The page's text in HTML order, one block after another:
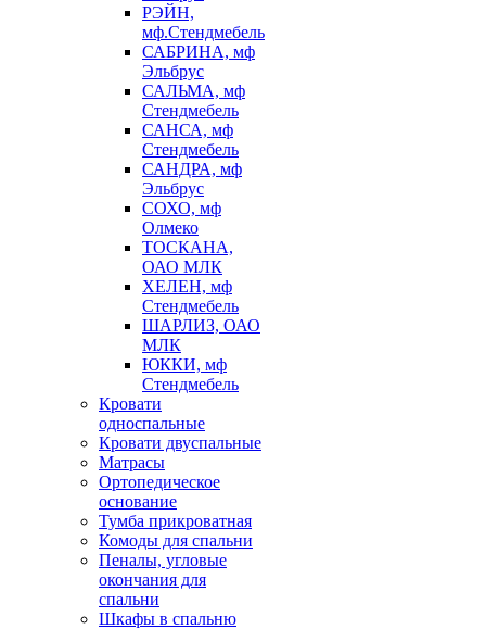
РЭЙН,
мф.Стендмебель
САБРИНА, мф
Эльбрус
САЛЬМА, мф
Стендмебель
САНСА, мф
Стендмебель
САНДРА, мф
Эльбрус
СОХО, мф
Олмеко
ТОСКАНА,
ОАО МЛК
ХЕЛЕН, мф
Стендмебель
ШАРЛИЗ, ОАО
МЛК
ЮККИ, мф
Стендмебель
Кровати
односпальные
Кровати двуспальные
Матрасы
Ортопедическое
основание
Тумба прикроватная
Комоды для спальни
Пеналы, угловые
окончания для
спальни
Шкафы в спальню